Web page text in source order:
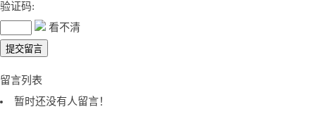
验证码:
看不清
留言列表
暂时还没有人留言！